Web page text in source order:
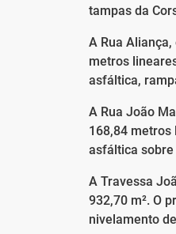
tampas da
A Rua
metros
asfáltica,
A Rua João
168,84 metros
asfáltica
A Travessa
932,70 m². O
nivelamento